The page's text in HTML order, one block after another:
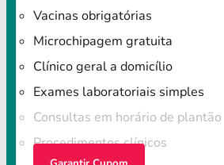
Vacinas obrigatórias
Microchipagem gratuita
Clínico geral a domicílio
Exames laboratoriais simples
Consultas em horário de plantão
Procedimentos clínicos